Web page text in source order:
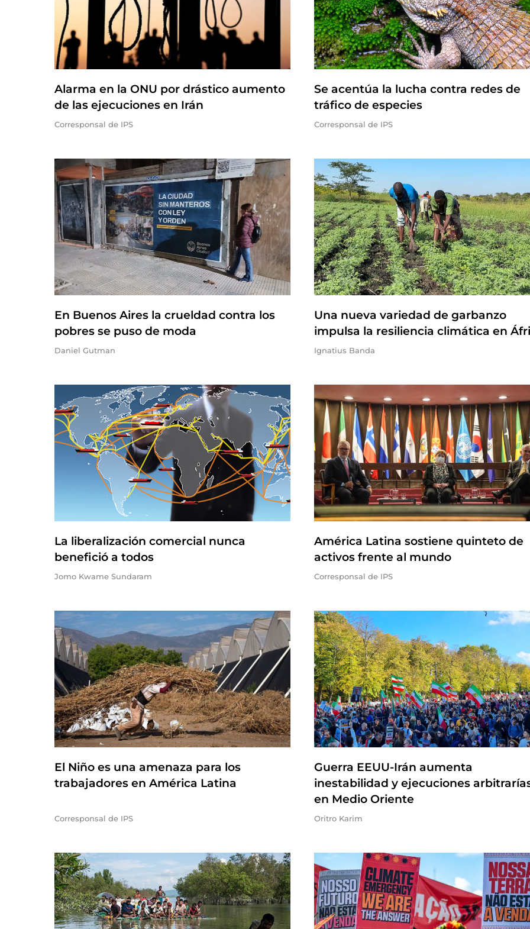
Alarma en la ONU por drástico aumento
de las ejecuciones en Irán
Corresponsal de IPS
Se acentúa la lucha contra redes de
tráfico de especies
Corresponsal de IPS
En Buenos Aires la crueldad contra los
pobres se puso de moda
Daniel Gutman
Una nueva variedad de garbanzo
impulsa la resiliencia climática en
Ignatius Banda
La liberalización comercial nunca
benefició a todos
Jomo Kwame Sundaram
América Latina sostiene quinteto de
activos frente al mundo
Corresponsal de IPS
El Niño es una amenaza para los
trabajadores en América Latina
Corresponsal de IPS
Guerra EEUU-Irán aumenta
inestabilidad y ejecuciones
en Medio Oriente
Oritro Karim